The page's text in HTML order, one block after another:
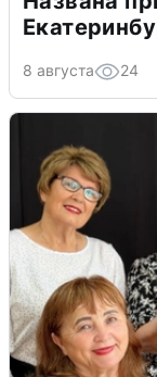
8 августа 24